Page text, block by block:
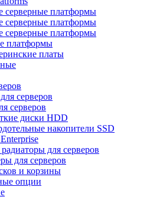
серверные платформы
серверные платформы
серверные платформы
платформы
платы
серверов
серверов
диски HDD
накопители SSD
для серверов
для серверов
и корзины
опции